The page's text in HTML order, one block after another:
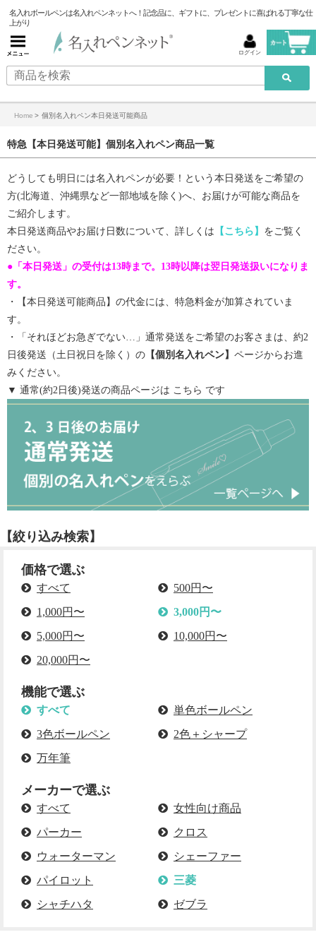
名入れボールペンは名入れペンネットへ！記念品に、ギフトに、プレゼントに喜ばれる丁寧な仕
上がり
ログイン
Home > 個別名入れペン本日発送可能商品
特急【本日発送可能】個別名入れペン商品一覧
どうしても明日には名入れペンが必要！という本日発送をご希望の
方(北海道、沖縄県など一部地域を除く)へ、お届けが可能な商品を
ご紹介します。
本日発送商品やお届け日数について、詳しくは 【こちら】 をご覧く
ださい。
●「本日発送」の受付は13時まで。13時以降は翌日発送扱いになりま
す。
・【本日発送可能商品 】の代金には、特急料金が加算されていま
す。
・「それほどお急ぎでない…」通常発送をご希望のお客さまは、約2
日後発送（土日祝日を除く）の 【個別名入れペン】 ページからお進
みください。
▼ 通常(約2日後)発送の商品ページは こちら です
【絞り込み検索】
価格で選ぶ
すべて
500円〜
1,000円〜
3,000円〜
5,000円〜
10,000円〜
20,000円〜
機能で選ぶ
すべて
単色ボールペン
3色ボールペン
2色＋シャープ
万年筆
メーカーで選ぶ
すべて
女性向け商品
パーカー
クロス
ウォーターマン
シェーファー
パイロット
三菱
シャチハタ
ゼブラ